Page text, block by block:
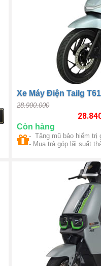
Xe Máy Điện Tailg
28.900.000
Còn hàng
- Tặng mũ bảo hiểm trị
- Mua trả góp lãi suất